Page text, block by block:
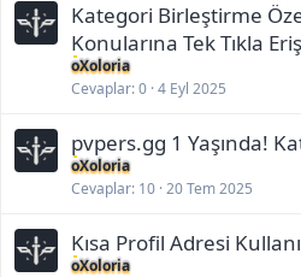
Kategori Birleştirme
Konularına Tek Tıkla
oXoloria
Cevaplar 0 4 Eyl 2025
pvpers.gg 1 Yaşında!
oXoloria
Cevaplar 10 20 Tem 2025
Kısa Profil Adresi
oXoloria